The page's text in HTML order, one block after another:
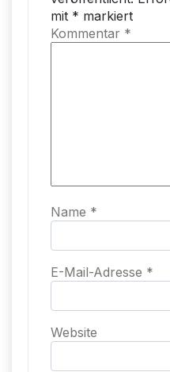
mit * markiert
Kommentar *
Name *
E-Mail-Adresse *
Website